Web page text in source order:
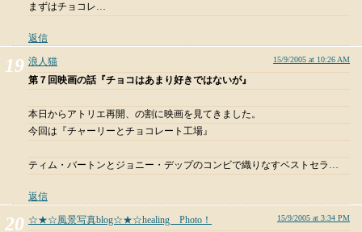
まずはチョコレ…
返信
浪人猫 15/9/2005 at 10:26 AM
第７回映画の話『チョコはあまり好きではないが』
本日からアトリエ再開、の割に映画を見てきました。
今回は『チャーリーとチョコレート工場』
ティム・バートンとジョニー・デップのコンビで織りなすベストセラ…
返信
☆★☆風景写真blog☆★☆healing Photo！ 15/9/2005 at 3:34 PM